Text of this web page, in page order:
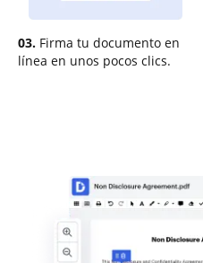
03. Firma tu documento en
línea en unos pocos clics.